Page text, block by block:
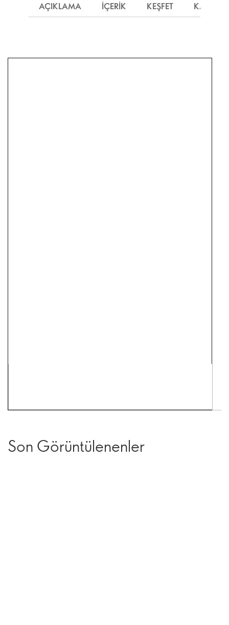
AÇIKLAMA İÇERIK KEŞFET KARGO
Son Görüntülenenler